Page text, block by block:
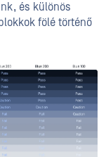
és különös
fölé történő